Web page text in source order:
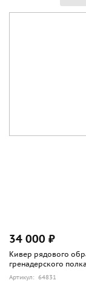
34 000 ₽
Кивер рядового
гренадерского
Артикул: 64831